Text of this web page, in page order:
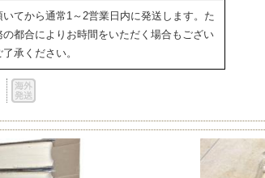
いてから通常1～2営業日内に発送します。た
の都合によりお時間をいただく場合もござい
承ください。